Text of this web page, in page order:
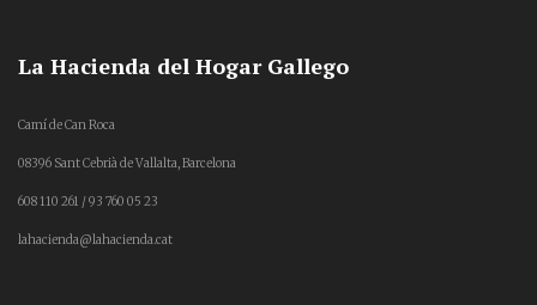
La Hacienda del Hogar Gallego
Camí de Can Roca
08396 Sant Cebrià de Vallalta, Barcelona
608 110 261 / 93 760 05 23
lahacienda@lahacienda.cat